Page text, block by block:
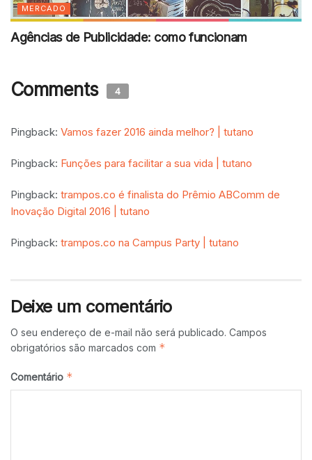
MERCADO
Agências de Publicidade: como funcionam
Comments 4
Pingback: Vamos fazer 2016 ainda melhor? | tutano
Pingback: Funções para facilitar a sua vida | tutano
Pingback: trampos.co é finalista do Prêmio ABComm de
Inovação Digital 2016 | tutano
Pingback: trampos.co na Campus Party | tutano
Deixe um comentário
O seu endereço de e-mail não será publicado. Campos
obrigatórios são marcados com *
Comentário *